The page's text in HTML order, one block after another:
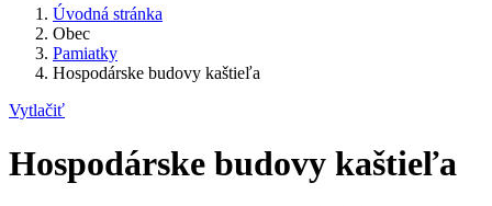
Úvodná stránka
Obec
Pamiatky
Hospodárske budovy kaštieľa
Vytlačiť
Hospodárske budovy kaštieľa